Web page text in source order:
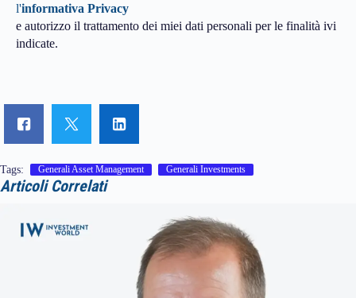
l'informativa Privacy
e autorizzo il trattamento dei miei dati personali per le finalità ivi
indicate.
Tags: Generali Asset Management Generali Investments
Articoli Correlati